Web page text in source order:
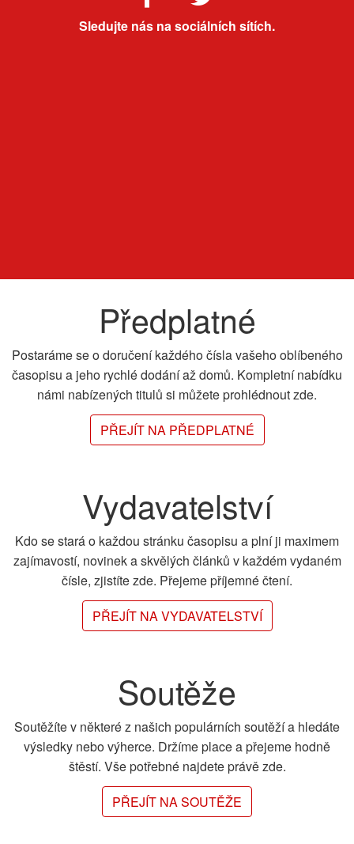
Sledujte nás na sociálních sítích.
Předplatné
Postaráme se o doručení každého čísla vašeho oblíbeného
časopisu a jeho rychlé dodání až domů. Kompletní nabídku
námi nabízených titulů si můžete prohlédnout zde.
PŘEJÍT NA PŘEDPLATNÉ
Vydavatelství
Kdo se stará o každou stránku časopisu a plní ji maximem
zajímavostí, novinek a skvělých článků v každém vydaném
čísle, zjistíte zde. Přejeme příjemné čtení.
PŘEJÍT NA VYDAVATELSTVÍ
Soutěže
Soutěžíte v některé z našich populárních soutěží a hledáte
výsledky nebo výherce. Držíme place a přejeme hodně
štěstí. Vše potřebné najdete právě zde.
PŘEJÍT NA SOUTĚŽE